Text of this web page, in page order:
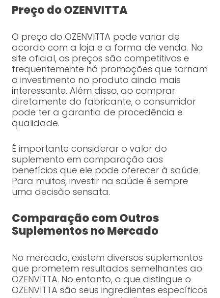
Preço do OZENVITTA
O preço do OZENVITTA pode variar de
acordo com a loja e a forma de venda. No
site oficial, os preços são competitivos e
frequentemente há promoções que tornam
o investimento no produto ainda mais
interessante. Além disso, ao comprar
diretamente do fabricante, o consumidor
pode ter a garantia de procedência e
qualidade.
É importante considerar o valor do
suplemento em comparação aos
benefícios que ele pode oferecer à saúde.
Para muitos, investir na saúde é sempre
uma decisão sensata.
Comparação com Outros
Suplementos no Mercado
No mercado, existem diversos suplementos
que prometem resultados semelhantes ao
OZENVITTA. No entanto, o que distingue o
OZENVITTA são seus ingredientes específicos